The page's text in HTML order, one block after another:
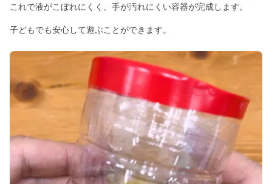
これで液がこぼれにくく、手が汚れにくい容器が完成します。
子どもでも安心して遊ぶことができます。